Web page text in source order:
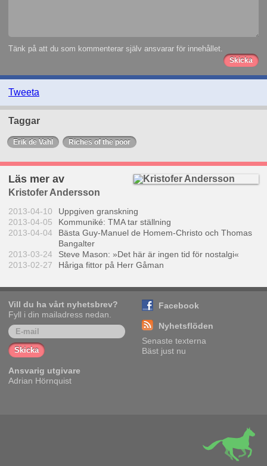
Tänk på att du som kommenterar själv ansvarar för innehållet.
Tweeta
Taggar
Erik de Vahl Riches of the poor
Läs mer av
Kristofer Andersson
2013-04-10
Uppgiven granskning
2013-04-05
Kommuniké: TMA tar ställning
2013-04-04
Bästa Guy-Manuel de Homem-Christo och Thomas
Bangalter
2013-03-24
Steve Mason: »Det här är ingen tid för nostalgi«
2013-02-27
Håriga fittor på Herr Gåman
Vill du ha vårt nyhetsbrev?
Fyll i din mailadress nedan.
Ansvarig utgivare
Adrian Hörnquist
Facebook
Nyhetsflöden
Senaste texterna
Bäst just nu